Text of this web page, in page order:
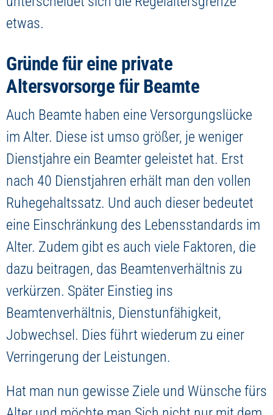
etwas.
Gründe für eine private
Altersvorsorge für Beamte
Auch Beamte haben eine Versorgungslücke
im Alter. Diese ist umso größer, je weniger
Dienstjahre ein Beamter geleistet hat. Erst
nach 40 Dienstjahren erhält man den vollen
Ruhegehaltssatz. Und auch dieser bedeutet
eine Einschränkung des Lebensstandards im
Alter. Zudem gibt es auch viele Faktoren, die
dazu beitragen, das Beamtenverhältnis zu
verkürzen. Später Einstieg ins
Beamtenverhältnis, Dienstunfähigkeit,
Jobwechsel. Dies führt wiederum zu einer
Verringerung der Leistungen.
Hat man nun gewisse Ziele und Wünsche fürs